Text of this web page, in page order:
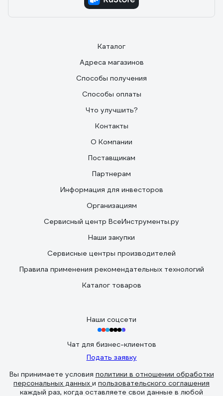
Каталог
Адреса магазинов
Способы получения
Способы оплаты
Что улучшить?
Контакты
О Компании
Поставщикам
Партнерам
Информация для инвесторов
Организациям
Сервисный центр ВсеИнструменты.ру
Наши закупки
Сервисные центры производителей
Правила применения рекомендательных технологий
Каталог товаров
Наши соцсети
Чат для бизнес-клиентов
Подать заявку
Вы принимаете условия политики в отношении обработки
персональных данных и пользовательского соглашения
каждый раз, когда оставляете свои данные в любой